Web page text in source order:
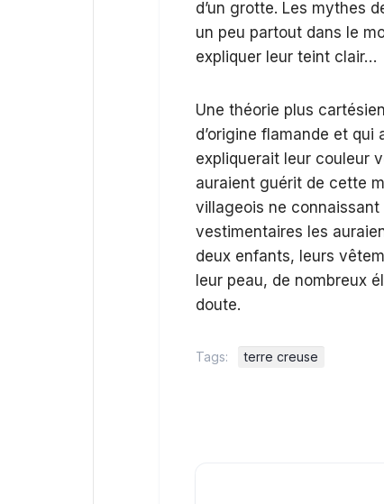
d’un grotte. Les mythes
un peu partout dans le
expliquer leur teint clair…
Une théorie plus
d’origine flamande et qui
expliquerait leur couleur
auraient guérit de cette
villageois ne
vestimentaires les
deux enfants, leurs
leur peau, de nombreux
doute.
Tags: terre creuse